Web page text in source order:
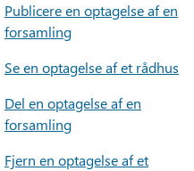
Publicere en optagelse af en
forsamling
Se en optagelse af et rådhus
Del en optagelse af en
forsamling
Fjern en optagelse af et